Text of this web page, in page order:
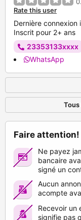
Rate this user
Dernière connexion
Inscrit pour 2+ ans
23353133xxxx
WhatsApp
Tous
Faire attention!
Ne payez
bancaire
signé un
Aucun
acompte
Recevoir un
signifie pas